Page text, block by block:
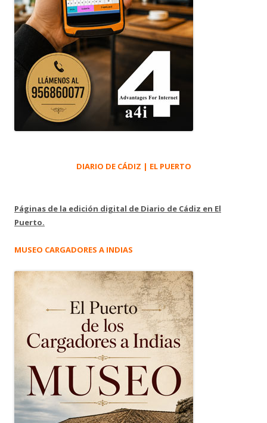
DIARIO DE CÁDIZ | EL PUERTO
Páginas de la edición digital de Diario de Cádiz en El
Puerto.
MUSEO CARGADORES A INDIAS